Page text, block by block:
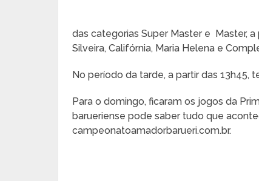
das categorias Super Master e Master,
Silveira, Califórnia, Maria Helena e
No período da tarde, a partir das 13h45,
Para o domingo, ficaram os jogos da
barueriense pode saber tudo que
campeonatoamadorbarueri.com.br.